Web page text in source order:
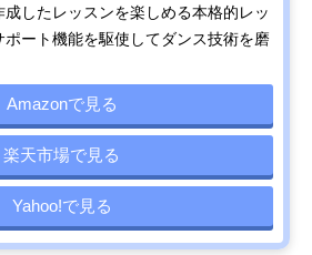
したレッスンを楽しめる本格的レッ
ート機能を駆使してダンス技術を磨
Amazonで見る
楽天市場で見る
Yahoo!で見る